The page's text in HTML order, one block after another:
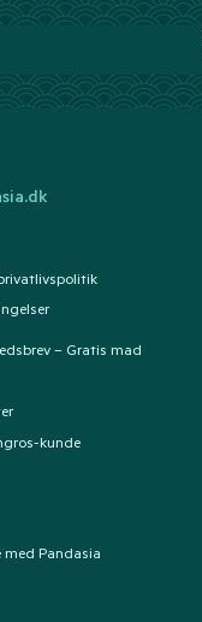
– Gratis mad
kunde
med Pandasia